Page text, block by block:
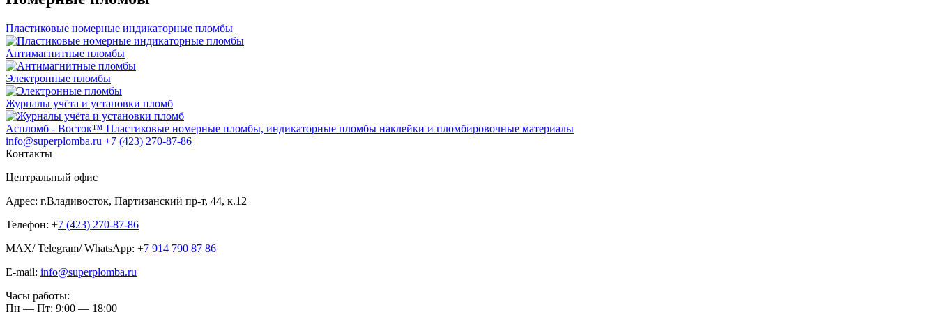
Пластиковые номерные индикаторные пломбы
Антимагнитные пломбы
Электронные пломбы
Журналы учёта и установки пломб
Аспломб - Восток™ Пластиковые номерные пломбы, индикаторные пломбы наклейки и пломбировочные материалы
info@superplomba.ru +7 (423) 270-87-86
Контакты
Центральный офис
Адрес: г.Владивосток, Партизанский пр-т, 44, к.12
Телефон: +7 (423) 270-87-86
MAX/ Telegram/ WhatsApp: +7 914 790 87 86
E-mail: info@superplomba.ru
Часы работы:
Пн — Пт: 9:00 — 18:00